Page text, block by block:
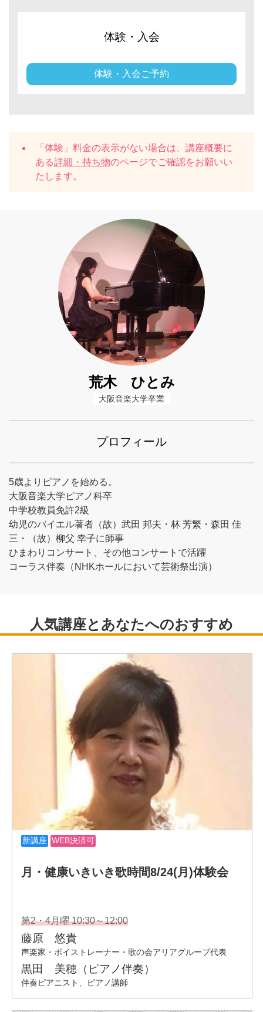
体験・入会
体験・入会ご予約
「体験」料金の表示がない場合は、講座概要に
ある詳細・持ち物のページでご確認をお願いい
たします。
荒木 ひとみ
大阪音楽大学卒業
プロフィール
5歳よりピアノを始める。
大阪音楽大学ピアノ科卒
中学校教員免許2級
幼児のバイエル著者（故）武田 邦夫・林 芳繁・森田 佳
三・（故）柳父 幸子に師事
ひまわりコンサート、その他コンサートで活躍
コーラス伴奏（NHKホールにおいて芸術祭出演）